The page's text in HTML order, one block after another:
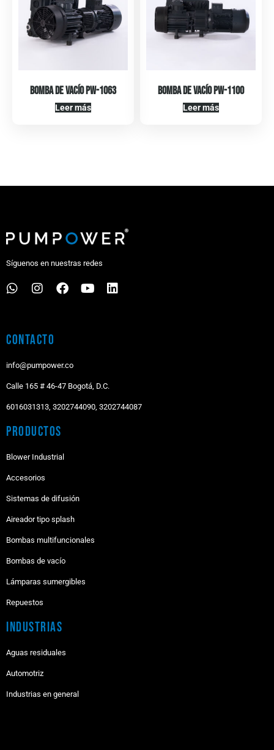
Bomba de Vacío PW-1063
Leer más
Bomba de Vacío PW-1100
Leer más
Síguenos en nuestras redes
Contacto
info@pumpower.co
Calle 165 # 46-47 Bogotá, D.C.
6016031313, 3202744090, 3202744087
Productos
Blower Industrial
Accesorios
Sistemas de difusión
Aireador tipo splash
Bombas multifuncionales
Bombas de vacío
Lámparas sumergibles
Repuestos
Industrias
Aguas residuales
Automotriz
Industrias en general